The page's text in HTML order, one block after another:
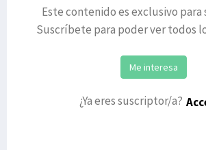
Este contenido es exclusivo
Suscríbete para poder ver todos
Me interesa
¿Ya eres suscriptor/a?